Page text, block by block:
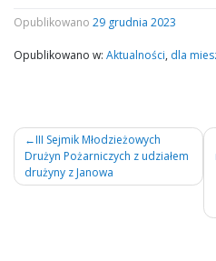
Opublikowano 29 grudnia 2023
Opublikowano w: Aktualności, dla
Nawigacja
wpisu
III Sejmik Młodzieżowych
Drużyn Pożarniczych z udziałem
drużyny z Janowa